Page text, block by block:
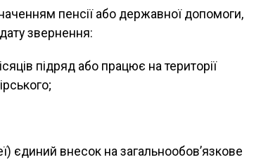
пенсії або державної допомоги,
звернення:
підряд або працює на території
єдиний внесок на загальнообов’язкове